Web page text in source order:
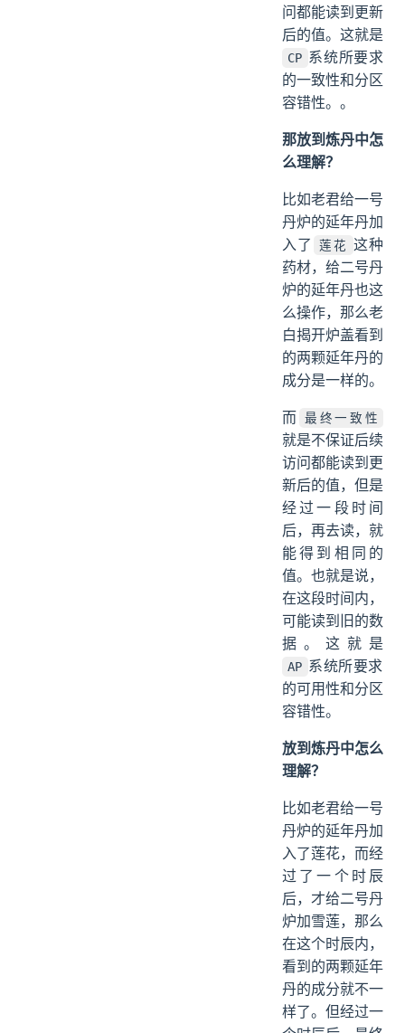
问都能读到更新
后的值。这就是
CP 系统所要求
的一致性和分区
容错性。。
那放到炼丹中怎
么理解？
比如老君给一号
丹炉的延年丹加
入了
莲花 这种
药材，给二号丹
炉的延年丹也这
么操作，那么老
白揭开炉盖看到
的两颗延年丹的
成分是一样的。
而 最终一致性
就是不保证后续
访问都能读到更
新后的值，但是
经过一段时间
后，再去读，就
能得到相同的
值。也就是说，
在这段时间内，
可能读到旧的数
据。这就是
AP 系统所要求
的可用性和分区
容错性。
放到炼丹中怎么
理解？
比如老君给一号
丹炉的延年丹加
入了莲花，而经
过了一个时辰
后，才给二号丹
炉加雪莲，那么
在这个时辰内，
看到的两颗延年
丹的成分就不一
样了。但经过一